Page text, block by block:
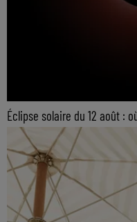
Éclipse solaire du 12 août :